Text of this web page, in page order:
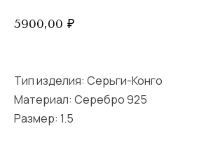
5900,00 ₽
Тип изделия: Серьги-Конго
Материал: Серебро 925
Размер: 1.5